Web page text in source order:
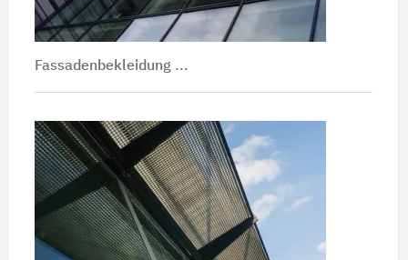
Fassadenbekleidung ...